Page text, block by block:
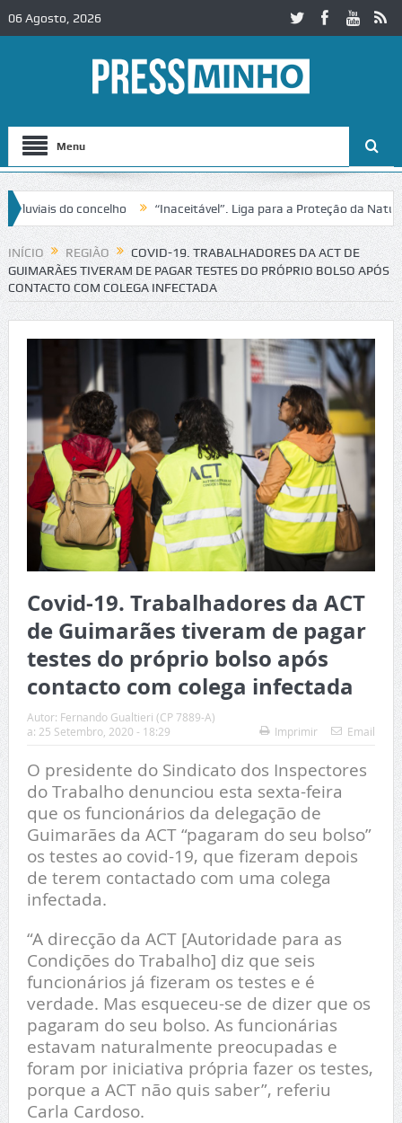
06 Agosto, 2026
Menu
do concelho “Inaceitável”. Liga para a Proteção da Natureza
no IC2 em Alcobaça Igreja do Castelo de Cerveira assegura
INÍCIO REGIÃO
COVID-19. TRABALHADORES DA ACT DE
GUIMARÃES TIVERAM DE PAGAR TESTES DO PRÓPRIO BOLSO APÓS
CONTACTO COM COLEGA INFECTADA
Covid-19. Trabalhadores da ACT
de Guimarães tiveram de pagar
testes do próprio bolso após
contacto com colega infectada
Autor: Fernando Gualtieri (CP 7889-A)
a: 25 Setembro, 2020 - 18:29 Imprimir Email
O presidente do Sindicato dos Inspectores
do Trabalho denunciou esta sexta-feira
que os funcionários da delegação de
Guimarães da ACT “pagaram do seu bolso”
os testes ao covid-19, que fizeram depois
de terem contactado com uma colega
infectada.
“A direcção da ACT [Autoridade para as
Condições do Trabalho] diz que seis
funcionários já fizeram os testes e é
verdade. Mas esqueceu-se de dizer que os
pagaram do seu bolso. As funcionárias
estavam naturalmente preocupadas e
foram por iniciativa própria fazer os testes,
porque a ACT não quis saber”, referiu
Carla Cardoso.